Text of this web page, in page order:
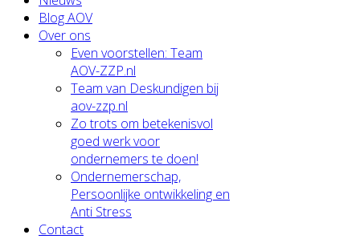
Blog AOV
Over ons
Even voorstellen: Team
AOV-ZZP.nl
Team van Deskundigen bij
aov-zzp.nl
Zo trots om betekenisvol
goed werk voor
ondernemers te doen!
Ondernemerschap,
Persoonlijke ontwikkeling en
Anti Stress
Contact